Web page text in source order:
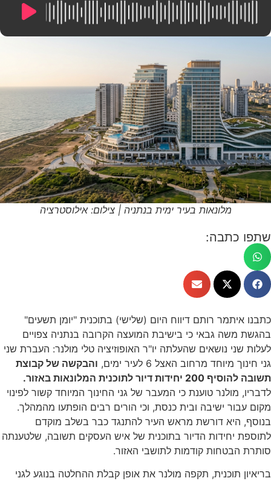
מלונאות בעיר ימית בנתניה | צילום: אילוסטרציה
שתפו כתבה:
כתבנו איתמר רותם דיווח היום (שלישי) בתוכנית "יומן תשעים"
בהגשת משה גבאי כי בישיבת המועצה הקרובה בנתניה צפויים
לעלות שני נושאים שהעלתה יו"ר האופוזיציה טלי מולנר: העברת שני
גני חינוך מיוחד מרחוב האצל 6 לעיר ימים,
והבקשה של קבוצת
תשובה להוסיף 200 יחידות דיור לתוכנית המלונאות באזור.
לדבריו, מולנר טוענת כי המעבר של גני החינוך המיוחד קשור לפינוי
מקום עבור ישיבה ובית כנסת, וכי הורים רבים הופתעו מהמהלך.
בנוסף, היא דורשת מראש העיר להתנגד כבר בשלב מוקדם
לתוספת יחידות הדיור בתוכנית של איש העסקים תשובה, שלטענתה
סותרת הבטחות קודמות לתושבי האזור.
בריאיון תוכנית, תקפה מולנר את אופן קבלת ההחלטה בנוגע לגני